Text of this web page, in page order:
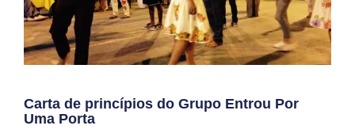
Carta de princípios do Grupo Entrou Por
Uma Porta